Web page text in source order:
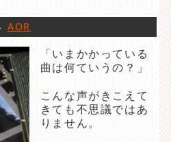
AOR
「いまかかっている
曲は何ていうの？」
こんな声がきこえて
きても不思議ではあ
りません。